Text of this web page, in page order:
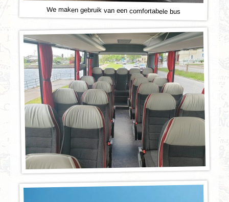
We maken gebruik van een comfortabele bus